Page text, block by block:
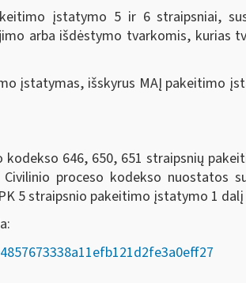
įstatymo 5 ir 6 straipsniai,
arba išdėstymo tvarkomis,
įstatymas, išskyrus MAĮ pakeitimo
kodekso 646, 650, 651 straipsnių
proceso kodekso nuostatos
5 straipsnio pakeitimo įstatymo 1